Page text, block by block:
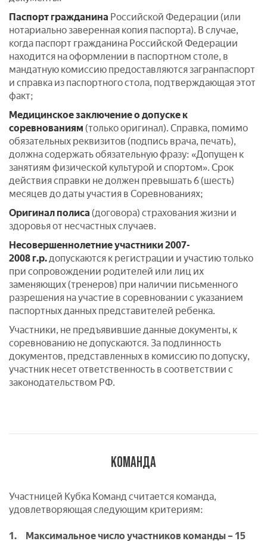
Паспорт гражданина Российской Федерации (или
нотариально заверенная копия паспорта). В случае,
когда паспорт гражданина Российской Федерации
находится на оформлении в паспортном столе, в
мандатную комиссию предоставляются загранпаспорт
и справка из паспортного стола, подтверждающая этот
факт;
Медицинское заключениео допуске к
соревнованиям (только оригинал). Справка, помимо
обязательных реквизитов (подпись врача, печать),
должна содержать обязательную фразу: «Допущен к
занятиям физической культурой и спортом». Срок
действия справки не должен превышать 6 (шесть)
месяцев до даты участия в Соревнованиях;
Оригинал полиса (договора) страхования жизни и
здоровья от несчастных случаев.
Несовершеннолетние участники 2007-
2008 г.р. допускаются к регистрации и участию только
при сопровождении родителей или лиц их
заменяющих (тренеров) при наличии письменного
разрешения на участие в соревновании с указанием
паспортных данных представителей ребенка.
Участники, не предъявившие данные документы, к
соревнованию не допускаются. За подлинность
документов, представленных в комиссию по допуску,
участник несет ответственность в соответствии с
законодательством РФ.
КОМАНДА
Участницей Кубка Команд считается команда,
удовлетворяющая следующим критериям:
1. Максимальное число участников команды – 15